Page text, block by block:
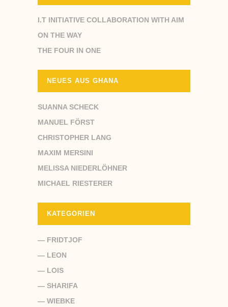
I.T INITIATIVE COLLABORATION WITH AIM
ON THE WAY
THE FOUR IN ONE
NEUES AUS GHANA
SUANNA SCHECK
MANUEL FÖRST
CHRISTOPHER LANG
MAXIM MERSINI
MELISSA NIEDERLÖHNER
MICHAEL RIESTERER
KATEGORIEN
— FRIDTJOF
— LEON
— LOIS
— SHARIFA
— WIEBKE